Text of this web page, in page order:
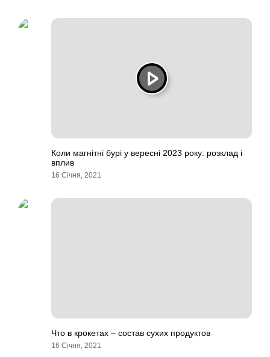
Коли магнітні бурі у вересні 2023 року: розклад і
вплив
16 Січня, 2021
Что в крокетах – состав сухих продуктов
16 Січня, 2021